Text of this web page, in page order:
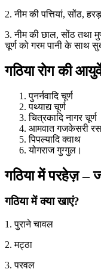
2. नीम की पत्तियां, सोंठ,
3. नीम की छाल, सोंठ तथा
चूर्ण को गरम पानी के साथ
गठिया रोग की
पुनर्नवादि चूर्ण
पथ्याद्य चूर्ण
चित्रकादि नागर चूर्ण
आमवात गजकेसरी रस
पिपल्यादि क्वाथ
योगराज गुग्गुल।
गठिया में परहेज़ –
गठिया में क्या खाएं?
1. पुराने चावल
2. मट्ठा
3. परवल